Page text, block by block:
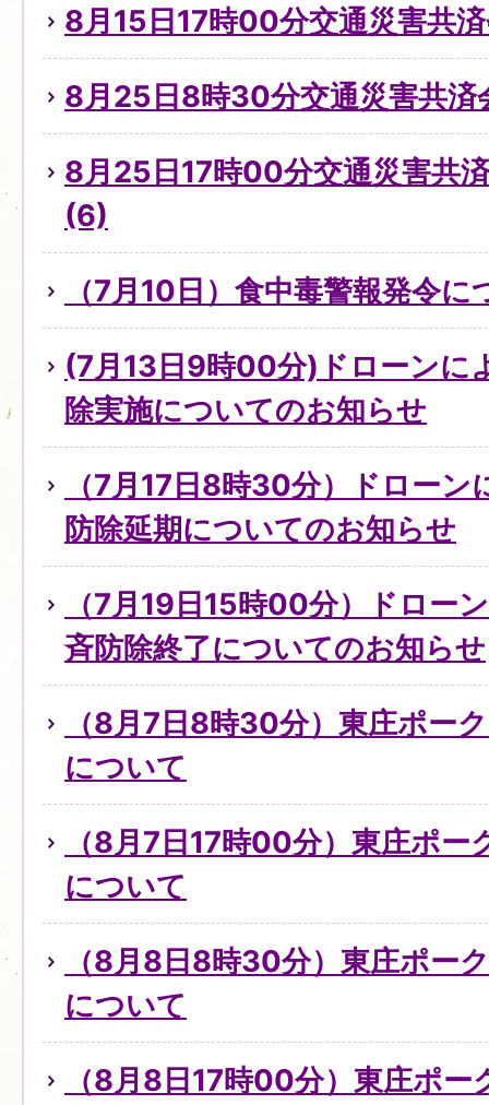
8月15日17時00分交通災害共
8月25日8時30分交通災害共
8月25日17時00分交通災害共
(6)
（7月10日）食中毒警報発令に
(7月13日9時00分)ドローンに
除実施についてのお知らせ
（7月17日8時30分）ドローン
防除延期についてのお知らせ
（7月19日15時00分）ドロー
斉防除終了についてのお知らせ
（8月7日8時30分）東庄ポー
について
（8月7日17時00分）東庄ポ
について
（8月8日8時30分）東庄ポー
について
（8月8日17時00分）東庄ポ